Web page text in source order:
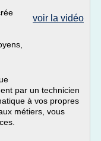
voir la vidéo
par un technicien
à vos propres
métiers, vous